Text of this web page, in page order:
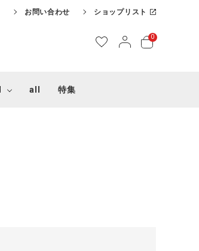
お問い合わせ ショップリスト
0
all 特集